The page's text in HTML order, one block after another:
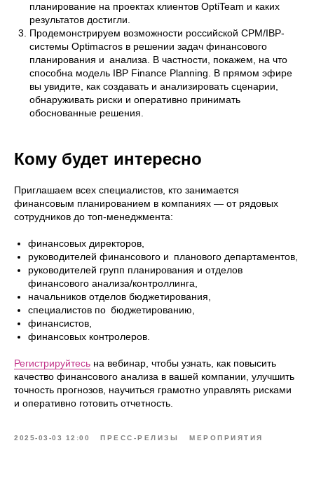
планирование на проектах клиентов OptiTeam и каких
результатов достигли.
Продемонстрируем возможности российской CPM/IBP-
системы Optimacros в решении задач финансового
планирования и анализа. В частности, покажем, на что
способна модель IBP Finance Planning. В прямом эфире
вы увидите, как создавать и анализировать сценарии,
обнаруживать риски и оперативно принимать
обоснованные решения.
Кому будет интересно
Приглашаем всех специалистов, кто занимается
финансовым планированием в компаниях — от рядовых
сотрудников до топ-менеджмента:
финансовых директоров,
руководителей финансового и планового департаментов,
руководителей групп планирования и отделов
финансового анализа/контроллинга,
начальников отделов бюджетирования,
специалистов по бюджетированию,
финансистов,
финансовых контролеров.
Регистрируйтесь на вебинар, чтобы узнать, как повысить
качество финансового анализа в вашей компании, улучшить
точность прогнозов, научиться грамотно управлять рисками
и оперативно готовить отчетность.
2025-03-03 12:00 ПРЕСС-РЕЛИЗЫ МЕРОПРИЯТИЯ